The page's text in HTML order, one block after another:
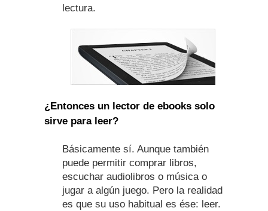
lectura.
¿Entonces un lector de ebooks solo
sirve para leer?
Básicamente sí. Aunque también
puede permitir comprar libros,
escuchar audiolibros o música o
jugar a algún juego. Pero la realidad
es que su uso habitual es ése: leer.